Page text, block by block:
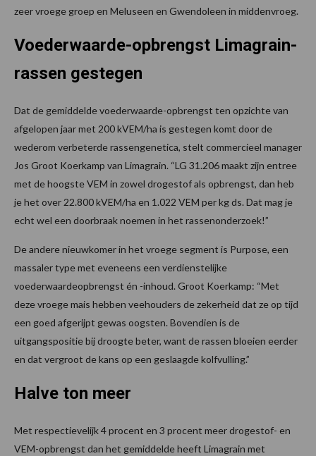
zeer vroege groep en Meluseen en Gwendoleen in middenvroeg.
Voederwaarde-opbrengst Limagrain-
rassen gestegen
Dat de gemiddelde voederwaarde-opbrengst ten opzichte van
afgelopen jaar met 200 kVEM/ha is gestegen komt door de
wederom verbeterde rassengenetica, stelt commercieel manager
Jos Groot Koerkamp van Limagrain. “LG 31.206 maakt zijn entree
met de hoogste VEM in zowel drogestof als opbrengst, dan heb
je het over 22.800 kVEM/ha en 1.022 VEM per kg ds. Dat mag je
echt wel een doorbraak noemen in het rassenonderzoek!”
De andere nieuwkomer in het vroege segment is Purpose, een
massaler type met eveneens een verdienstelijke
voederwaardeopbrengst én -inhoud. Groot Koerkamp: “Met
deze vroege mais hebben veehouders de zekerheid dat ze op tijd
een goed afgerijpt gewas oogsten. Bovendien is de
uitgangspositie bij droogte beter, want de rassen bloeien eerder
en dat vergroot de kans op een geslaagde kolfvulling.”
Halve ton meer
Met respectievelijk 4 procent en 3 procent meer drogestof- en
VEM-opbrengst dan het gemiddelde heeft Limagrain met